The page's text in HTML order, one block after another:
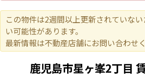
この物件は2週間以上更新されていな
い可能性があります。
最新情報は不動産店舗にお問い合わせ
鹿児島市星ヶ峯2丁目